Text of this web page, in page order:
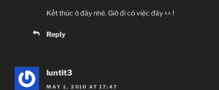
Kết thúc ở đây nhé. Giờ đi có việc đây ^^ !
Reply
luntit3
MAY 1, 2010 AT 17:47